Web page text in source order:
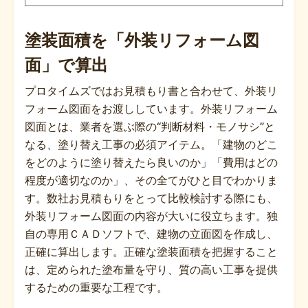
塗装面積を「外装リフォーム図
面」で算出
プロタイムズではお見積もり書と合わせて、外装リ
フォーム図面をお渡ししています。外装リフォーム
図面とは、業者を選ぶ際の“判断材料・モノサシ”と
なる、塗り替え工事の必須アイテム。「建物のどこ
をどのように塗り替えたら良いのか」「費用はどの
程度が適切なのか」、その全てがひと目でわかりま
す。数社お見積もりをとって比較検討する際にも、
外装リフォーム図面の内容が大いに役立ちます。独
自の専用ＣＡＤソフトで、建物の立面図を作成し、
正確に算出します。正確な塗装面積を把握すること
は、定められた塗布量を守り、質の高い工事を提供
するための重要な工程です。